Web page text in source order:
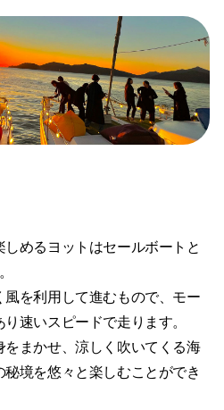
めるヨットはセールボートと
を利用して進むもので、モー
速いスピードで走ります。
まかせ、涼しく吹いてくる海
境を悠々と楽しむことができ